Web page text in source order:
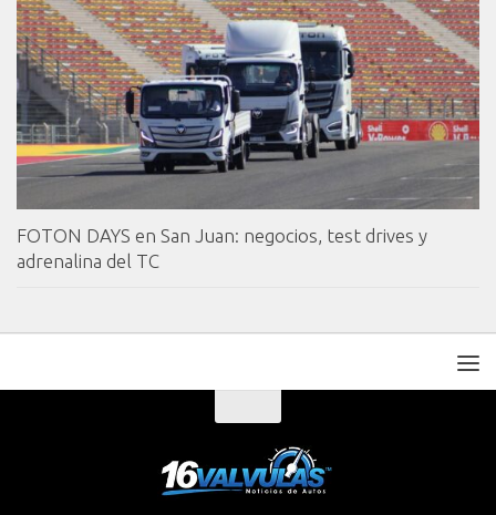
FOTON DAYS en San Juan: negocios, test drives y
adrenalina del TC